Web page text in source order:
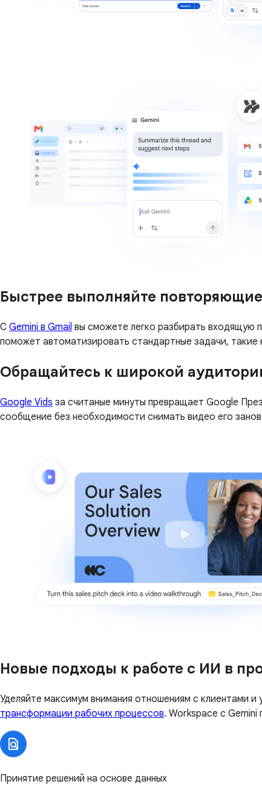
Быстрее выполняйте
С Gemini в Gmail вы сможете легко разбирать входящую
поможет автоматизировать стандартные задачи,
Обращайтесь к широкой
Google Vids за считаные минуты превращает Google
сообщение без необходимости снимать видео его
Новые подходы к работе с ИИ в
Уделяйте максимум внимания отношениям с клиентами
трансформации рабочих процессов. Workspace с
Принятие решений на основе данных